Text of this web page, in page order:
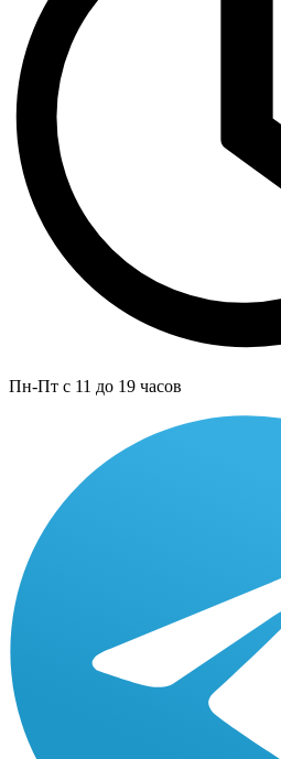
Пн-Пт с 11 до 19 часов